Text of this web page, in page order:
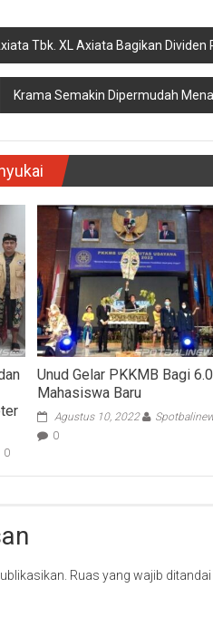
Tbk. XL Axiata Bagikan Dividen
Krama Semakin Dipermudah
0
Unud Gelar PKKMB Bagi
Mahasiswa Baru
Agustus 10, 2022
0
Ruas yang wajib ditandai